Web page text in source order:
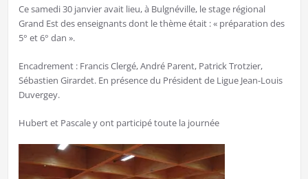
Ce samedi 30 janvier avait lieu, à Bulgnéville, le stage régional
Grand Est des enseignants dont le thème était : « préparation des
5° et 6° dan ».
Encadrement : Francis Clergé, André Parent, Patrick Trotzier,
Sébastien Girardet. En présence du Président de Ligue Jean-Louis
Duvergey.
Hubert et Pascale y ont participé toute la journée